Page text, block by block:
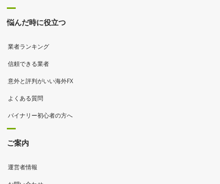
悩んだ時に役立つ
業者ランキング
信頼できる業者
意外と評判がいい海外FX
よくある質問
バイナリー初心者の方へ
ご案内
運営者情報